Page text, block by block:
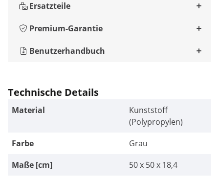
Ersatzteile
Premium-Garantie
Benutzerhandbuch
Technische Details
Material
Kunststoff
(Polypropylen)
Farbe
Grau
Maße [cm]
50 x 50 x 18,4